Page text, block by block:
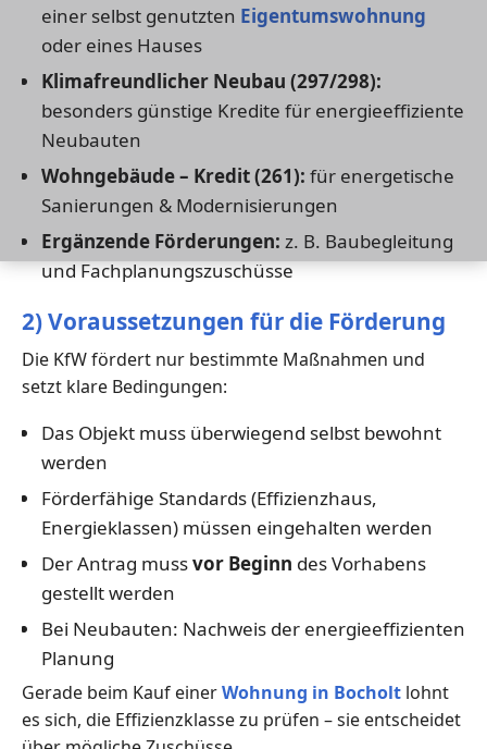
einer selbst genutzten Eigentumswohnung
oder eines Hauses
Klimafreundlicher Neubau (297/298):
besonders günstige Kredite für energieeffiziente
Neubauten
Wohngebäude – Kredit (261): für energetische
Sanierungen & Modernisierungen
Ergänzende Förderungen: z. B. Baubegleitung
und Fachplanungszuschüsse
2) Voraussetzungen für die Förderung
Die KfW fördert nur bestimmte Maßnahmen und
setzt klare Bedingungen:
Das Objekt muss überwiegend selbst bewohnt
werden
Förderfähige Standards (Effizienzhaus,
Energieklassen) müssen eingehalten werden
Der Antrag mussvor Beginn des Vorhabens
gestellt werden
Bei Neubauten: Nachweis der energieeffizienten
Planung
Gerade beim Kauf einerWohnung in Bocholt lohnt
es sich, die Effizienzklasse zu prüfen – sie entscheidet